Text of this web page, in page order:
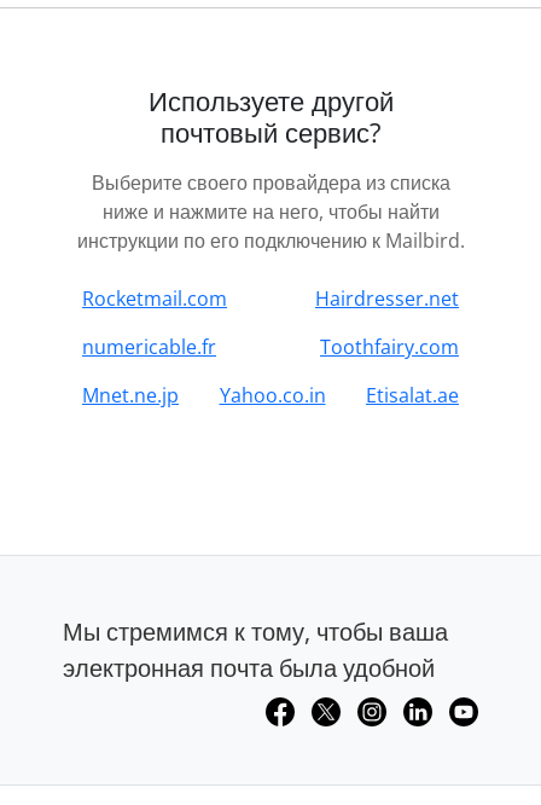
Используете другой
почтовый сервис?
Выберите своего провайдера из списка
ниже и нажмите на него, чтобы найти
инструкции по его подключению к Mailbird.
Rocketmail.com
Hairdresser.net
numericable.fr
Toothfairy.com
Mnet.ne.jp
Yahoo.co.in Etisalat.ae
Мы стремимся к тому, чтобы ваша
электронная почта была удобной